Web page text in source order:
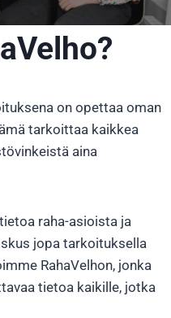
on opettaa oman
tarkoittaa kaikkea
aina
raha-asioista ja
jopa tarkoituksella
RahaVelhon, jonka
tietoa kaikille, jotka